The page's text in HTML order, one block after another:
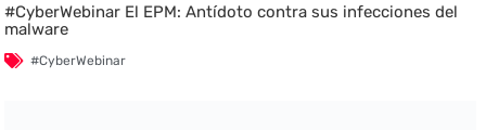
#CyberWebinar El EPM: Antídoto contra sus infecciones del
malware
#CyberWebinar